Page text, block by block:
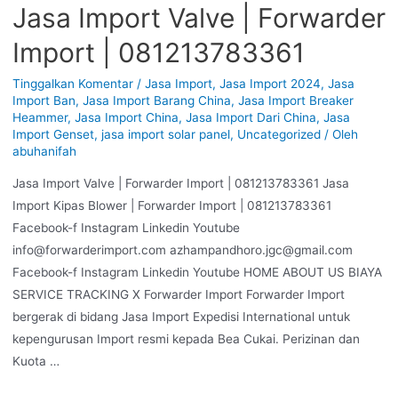
Jasa Import Valve | Forwarder
Import | 081213783361
Tinggalkan Komentar / Jasa Import, Jasa Import 2024, Jasa
Import Ban, Jasa Import Barang China, Jasa Import Breaker
Heammer, Jasa Import China, Jasa Import Dari China, Jasa
Import Genset, jasa import solar panel, Uncategorized/ Oleh
abuhanifah
Jasa Import Valve | Forwarder Import | 081213783361 Jasa
Import Kipas Blower | Forwarder Import | 081213783361
Facebook-f Instagram Linkedin Youtube
info@forwarderimport.com azhampandhoro.jgc@gmail.com
Facebook-f Instagram Linkedin Youtube HOME ABOUT US BIAYA
SERVICE TRACKING X Forwarder Import Forwarder Import
bergerak di bidang Jasa Import Expedisi International untuk
kepengurusan Import resmi kepada Bea Cukai. Perizinan dan
Kuota …